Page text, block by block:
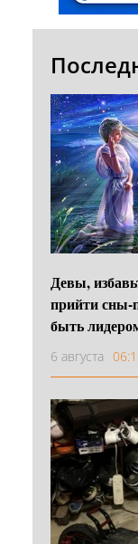
Девы,
прийти сны-
быть
6 августа